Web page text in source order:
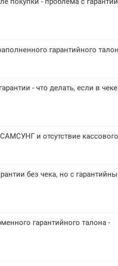
гарантийного
- что делать, если в
и отсутствие
без чека, но с
гарантийного талона -